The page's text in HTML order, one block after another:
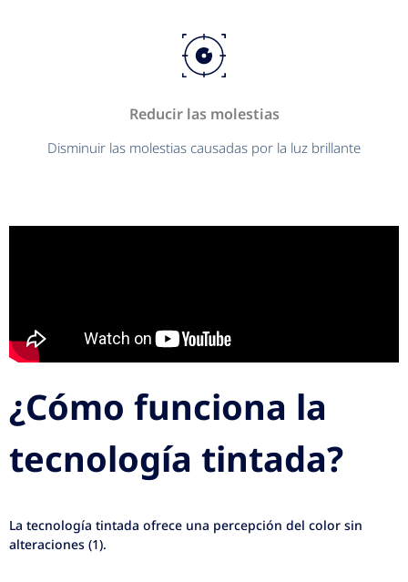
Reducir las molestias
Disminuir las molestias causadas por la luz brillante
¿Cómo funciona la
tecnología tintada?
La tecnología tintada ofrece una percepción del color sin
alteraciones (1).